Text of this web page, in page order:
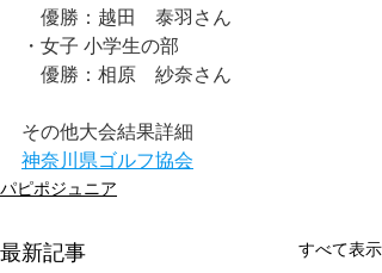
優勝：越田　泰羽さん
・女子 小学生の部
優勝：相原　紗奈さん
その他大会結果詳細
神奈川県ゴルフ協会
パピポジュニア
最新記事 すべて表示